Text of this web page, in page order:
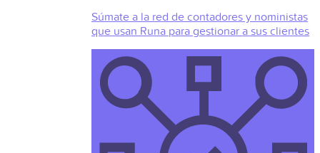
Súmate a la red de contadores y noministas
que usan Runa para gestionar a sus clientes